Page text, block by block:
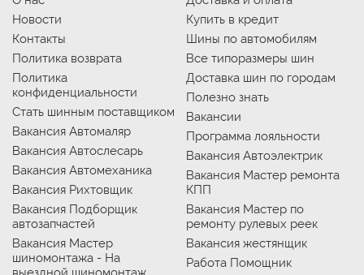
Новости
Контакты
Политика возврата
Политика
конфиденциальности
Стать шинным поставщиком
Вакансия Автомаляр
Вакансия Автослесарь
Вакансия Автомеханика
Вакансия Рихтовщик
Вакансия Подборщик
автозапчастей
Вакансия Мастер
шиномонтажа - На
Купить в кредит
Шины по автомобилям
Все типоразмеры шин
Доставка шин по городам
Полезно знать
Вакансии
Программа лояльности
Вакансия Автоэлектрик
Вакансия Мастер ремонта
КПП
Вакансия Мастер по
ремонту рулевых реек
Вакансия жестянщик
Работа Помощник